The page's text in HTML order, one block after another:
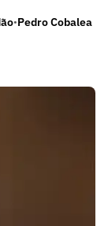
•Pedro Cobalea